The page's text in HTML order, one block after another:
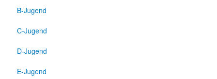
B-Jugend
C-Jugend
D-Jugend
E-Jugend